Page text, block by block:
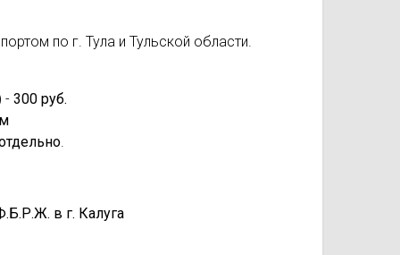
по г. Тула и Тульской области.
- 300 руб.
в г. Калуга